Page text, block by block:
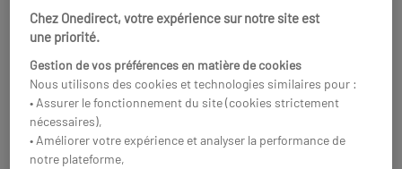
Réf: COCOF740 Réf: LOMUQE55SM
Chez Onedirect, votre expérience sur notre site est
une priorité.
Gestion de vos préférences en matière de cookies
Nous utilisons des cookies et technologies similaires pour :
• Assurer le fonctionnement du site (cookies strictement
nécessaires),
• Améliorer votre expérience et analyser la performance de
notre plateforme,